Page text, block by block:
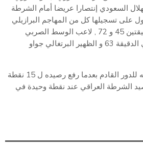
السعودي إنتصارا عريضا أمام الشرطة
على تسجيلها كل من المهاجم البرازيلي
ماركوس ليوناردو في الدقيقتين 45 و 72 , لاعب الوسط الصربي
ميلينكوفيتش سافيتش في الدقيقة 63 و الظهير البرتغالي جواو
إنتصار ضمن به الهلال تأهله للدور القادم بعدما رفع رصيده ل 15 نقطة
الشرطة العراقي عند نقطة وحيدة في